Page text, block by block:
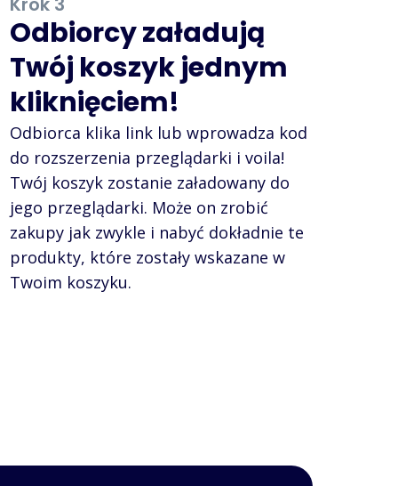
Odbiorcy załadują
Twój koszyk jednym
kliknięciem!
Odbiorca klika link lub wprowadza kod
do rozszerzenia przeglądarki i voila!
Twój koszyk zostanie załadowany do
jego przeglądarki. Może on zrobić
zakupy jak zwykle i nabyć dokładnie te
produkty, które zostały wskazane w
Twoim koszyku.